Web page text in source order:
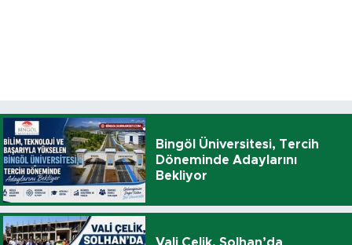
Bingöl Üniversitesi, Tercih
Döneminde Adaylarını
Bekliyor